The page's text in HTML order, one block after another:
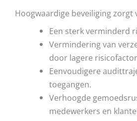
Hoogwaardige beveiliging zorgt
Een sterk verminderd
Vermindering van
door lagere
Eenvoudigere
toegangen.
Verhoogde
medewerkers en